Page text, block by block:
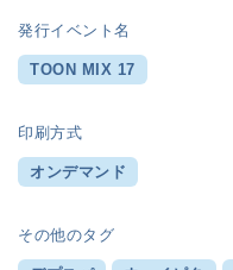
発行イベント名
TOON MIX 17
印刷方式
オンデマンド
その他のタグ